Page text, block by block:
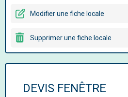
Modifier une fiche locale
Supprimer une fiche locale
DEVIS FENÊTRE